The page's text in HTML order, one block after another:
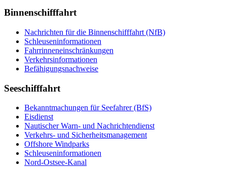
Binnenschifffahrt
Nachrichten für die Binnenschifffahrt (NfB)
Schleuseninformationen
Fahrrinneneinschränkungen
Verkehrsinformationen
Befähigungsnachweise
Seeschifffahrt
Bekanntmachungen für Seefahrer (BfS)
Eisdienst
Nautischer Warn- und Nachrichtendienst
Verkehrs- und Sicherheitsmanagement
Offshore Windparks
Schleuseninformationen
Nord-Ostsee-Kanal